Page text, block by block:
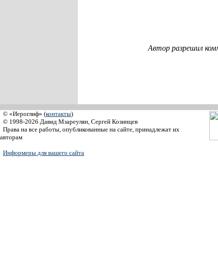
Автор разрешил
© «Иероглиф» (контакты)
© 1998-2026 Давид Мзареулян, Сергей Козинцев
Права на все работы, опубликованные на сайте, принадлежат их
авторам
Информеры для вашего сайта